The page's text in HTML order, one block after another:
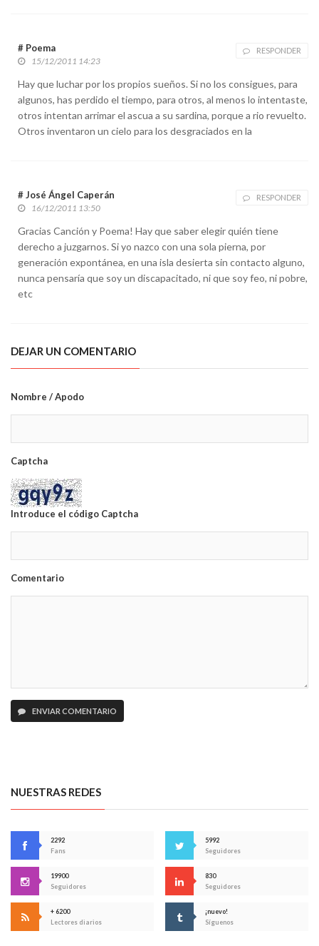
# Poema RESPONDER
15/12/2011 14:23
Hay que luchar por los propios sueños. Si no los consigues, para
algunos, has perdido el tiempo, para otros, al menos lo intentaste,
otros intentan arrimar el ascua a su sardina, porque a rio revuelto.
Otros inventaron un cielo para los desgraciados en la
# José Ángel Caperán RESPONDER
16/12/2011 13:50
Gracias Canción y Poema! Hay que saber elegir quién tiene
derecho a juzgarnos. Si yo nazco con una sola pierna, por
generación expontánea, en una isla desierta sin contacto alguno,
nunca pensaría que soy un discapacitado, ni que soy feo, ni pobre,
etc
DEJAR UN COMENTARIO
Nombre / Apodo
Captcha
Introduce el código Captcha
Comentario
ENVIAR COMENTARIO
NUESTRAS REDES
2292
Fans
5992
Seguidores
19900
Seguidores
830
Seguidores
+ 6200
Lectores diarios
¡nuevo!
Síguenos